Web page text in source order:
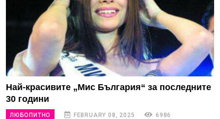
Най-красивите „Мис България“ за последните
30 години
ЛЮБОПИТНО FEBRUARY 08, 2025
6986